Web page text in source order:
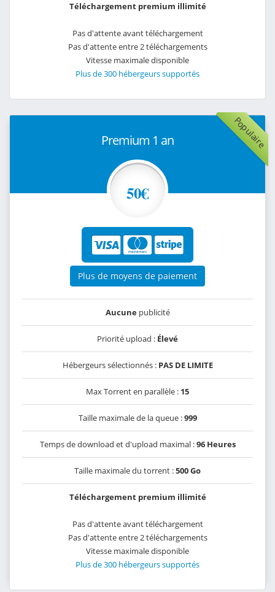
Téléchargement premium illimité
Pas d'attente avant téléchargement
Pas d'attente entre 2 téléchargements
Vitesse maximale disponible
Plus de 300 hébergeurs supportés
Populaire
Premium 1 an
50€
Plus de moyens de paiement
Aucunepublicité
Priorité upload : Élevé
Hébergeurs sélectionnés : PAS DE LIMITE
Max Torrent en parallèle : 15
Taille maximale de la queue :999
Temps de download et d'upload maximal :96 Heures
Taille maximale du torrent :500 Go
Téléchargement premium illimité
Pas d'attente avant téléchargement
Pas d'attente entre 2 téléchargements
Vitesse maximale disponible
Plus de 300 hébergeurs supportés